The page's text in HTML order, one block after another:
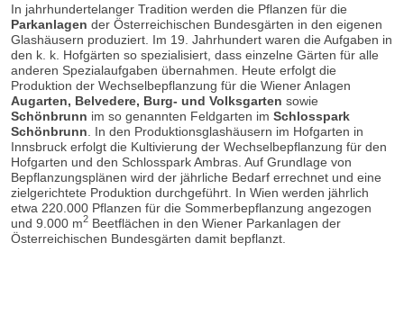
In jahrhundertelanger Tradition werden die Pflanzen für die
Parkanlagen der Österreichischen Bundesgärten in den eigenen
Glashäusern produziert. Im 19. Jahrhundert waren die Aufgaben in
den k. k. Hofgärten so spezialisiert, dass einzelne Gärten für alle
anderen Spezialaufgaben übernahmen. Heute erfolgt die
Produktion der Wechselbepflanzung für die Wiener Anlagen
Augarten, Belvedere, Burg- und Volksgarten sowie
Schönbrunn im so genannten Feldgarten im Schlosspark
Schönbrunn . In den Produktionsglashäusern im Hofgarten in
Innsbruck erfolgt die Kultivierung der Wechselbepflanzung für den
Hofgarten und den Schlosspark Ambras. Auf Grundlage von
Bepflanzungsplänen wird der jährliche Bedarf errechnet und eine
zielgerichtete Produktion durchgeführt. In Wien werden jährlich
etwa 220.000 Pflanzen für die Sommerbepflanzung angezogen
und 9.000 m2Beetflächen in den Wiener Parkanlagen der
Österreichischen Bundesgärten damit bepflanzt.